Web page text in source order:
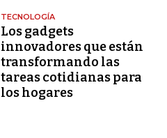
TECNOLOGÍA
Los gadgets
innovadores que están
transformando las
tareas cotidianas para
los hogares